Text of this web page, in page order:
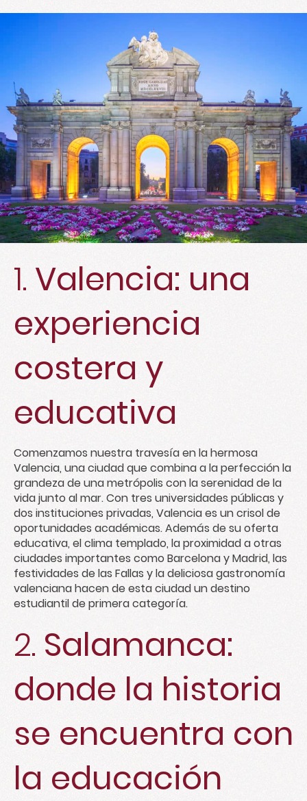
1. Valencia: una
experiencia
costera y
educativa
Comenzamos nuestra travesía en la hermosa
Valencia, una ciudad que combina a la perfección la
grandeza de una metrópolis con la serenidad de la
vida junto al mar. Con tres universidades públicas y
dos instituciones privadas, Valencia es un crisol de
oportunidades académicas. Además de su oferta
educativa, el clima templado, la proximidad a otras
ciudades importantes como Barcelona y Madrid, las
festividades de las Fallas y la deliciosa gastronomía
valenciana hacen de esta ciudad un destino
estudiantil de primera categoría.
2. Salamanca:
donde la historia
se encuentra con
la educación